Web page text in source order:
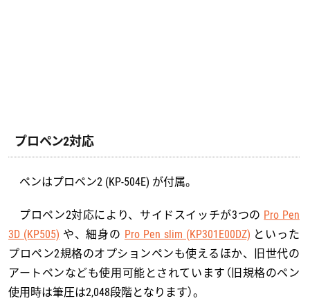
プロペン2対応
ペンはプロペン2 (KP-504E) が付属。
プロペン2対応により、サイドスイッチが3つの Pro Pen
3D (KP505) や、細身の Pro Pen slim (KP301E00DZ) といった
プロペン2規格のオプションペンも使えるほか、旧世代の
アートペンなども使用可能とされています（旧規格のペン
使用時は筆圧は2,048段階となります）。